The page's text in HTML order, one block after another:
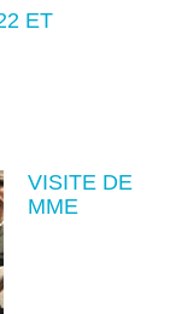
ET
VISITE DE
MME